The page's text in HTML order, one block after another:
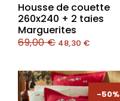
Housse de couette
260x240 + 2 taies
Marguerites
69,00€ 48,30 €
-50%